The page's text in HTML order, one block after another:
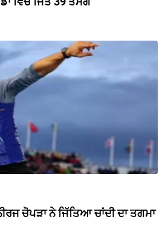
ਚੋਪੜਾ ਨੇ ਜਿੱਤਿਆ ਚਾਂਦੀ ਦਾ ਤਗਮਾ